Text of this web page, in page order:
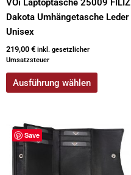
VOi Laptoptasche 25009 FILIZ
Dakota Umhängetasche Leder
Unisex
219,00 € inkl. gesetzlicher
Umsatzsteuer
Ausführung wählen
werden
Save
Dieses
Produkt
weist